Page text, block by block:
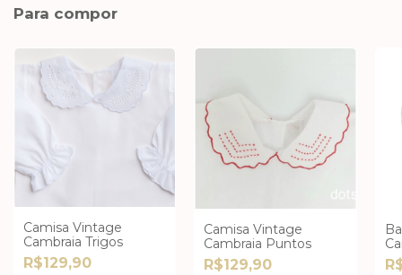
Para compor
Camisa Vintage
Cambraia Trigos
R$129,90
Camisa Vintage
Cambraia Puntos
R$129,90